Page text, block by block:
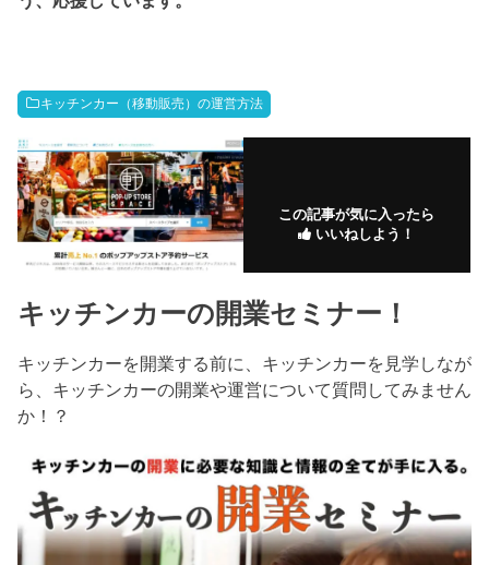
キッチンカー（移動販売）の運営方法
この記事が気に入ったら
いいねしよう！
キッチンカーの開業セミナー！
キッチンカーを開業する前に、キッチンカーを見学しなが
ら、キッチンカーの開業や運営について質問してみません
か！？